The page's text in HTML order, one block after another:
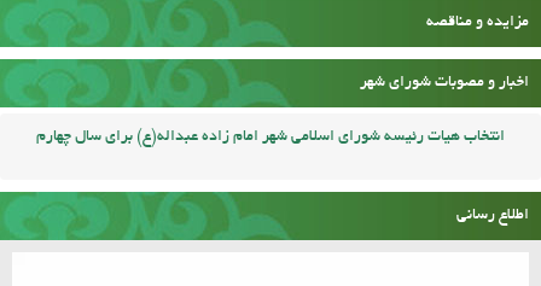
مزایده و مناقصه
اخبار و مصوبات شورای شهر
انتخاب هیات رئیسه شورای اسلامی شهر امام زاده عبداله(ع) برای سال چهارم
اطلاع رسانی